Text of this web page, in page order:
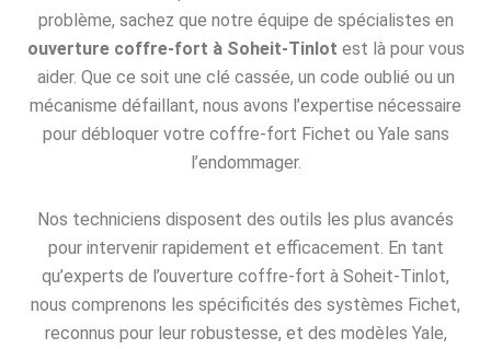
problème, sachez que notre équipe de spécialistes en
ouverture coffre-fort à Soheit-Tinlot est là pour vous
aider. Que ce soit une clé cassée, un code oublié ou un
mécanisme défaillant, nous avons l’expertise nécessaire
pour débloquer votre coffre-fort Fichet ou Yale sans
l’endommager.
Nos techniciens disposent des outils les plus avancés
pour intervenir rapidement et efficacement. En tant
qu’experts de l’ouverture coffre-fort à Soheit-Tinlot,
nous comprenons les spécificités des systèmes Fichet,
reconnus pour leur robustesse, et des modèles Yale,